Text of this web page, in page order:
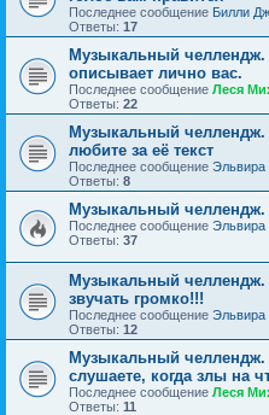
Последнее сообщение Билли
Ответы: 17
Музыкальный челлендж.
описывает лично вас.
Последнее сообщение Леся
Ответы: 22
Музыкальный
любите за её текст
Последнее сообщение Эльвира
Ответы: 8
Музыкальный челлендж.
Последнее сообщение Эльвира
Ответы: 37
Музыкальный челлендж.
звучать громко!!!
Последнее сообщение Эльвира
Ответы: 12
Музыкальный челлендж.
слушаете, когда злы на
Последнее сообщение Леся
Ответы: 11